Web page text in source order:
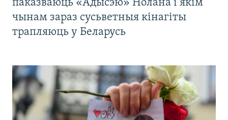
паказваюць «Адысэю» Нолана і якім
чынам зараз сусьветныя кінагіты
трапляюць у Беларусь